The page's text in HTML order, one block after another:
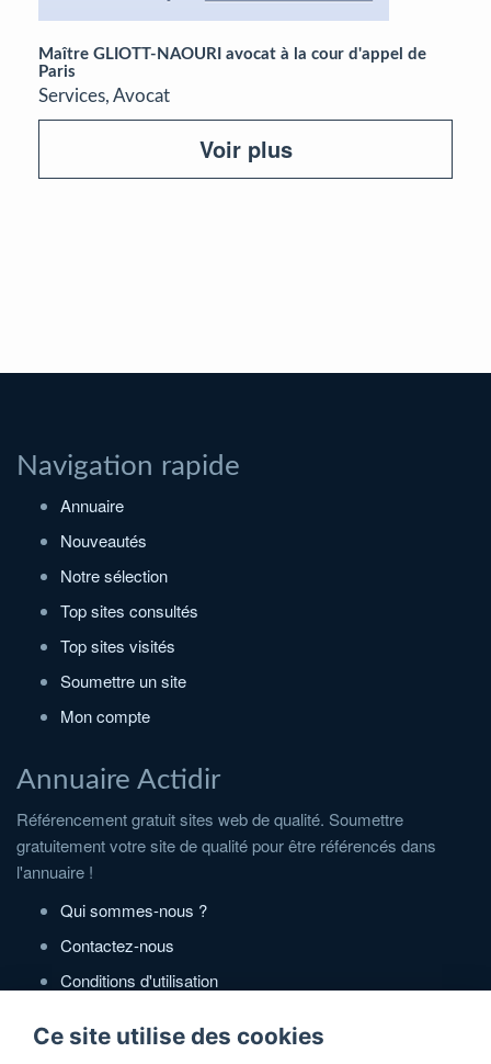
Maître GLIOTT-NAOURI avocat à la cour d'appel de
Paris
Services, Avocat
Voir plus
Navigation rapide
Annuaire
Nouveautés
Notre sélection
Top sites consultés
Top sites visités
Soumettre un site
Mon compte
Annuaire Actidir
Référencement gratuit sites web de qualité. Soumettre
gratuitement votre site de qualité pour être référencés dans
l'annuaire !
Qui sommes-nous ?
Contactez-nous
Conditions d'utilisation
Ce site utilise des cookies